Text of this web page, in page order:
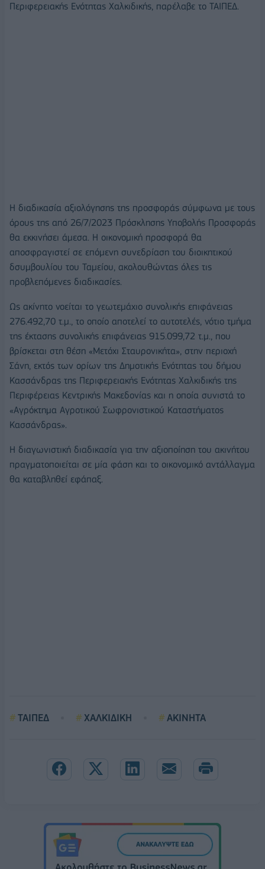
Περιφερειακής Ενότητας Χαλκιδικής, παρέλαβε το ΤΑΙΠΕΔ.
Η διαδικασία αξιολόγησης της προσφοράς σύμφωνα με τους
όρους της από 26/7/2023 Πρόσκλησης Υποβολής Προσφοράς
θα εκκινήσει άμεσα. Η οικονομική προσφορά θα
αποσφραγιστεί σε επόμενη συνεδρίαση του διοικητικού
δσυμβουλίου του Ταμείου, ακολουθώντας όλες τις
προβλεπόμενες διαδικασίες.
Ως ακίνητο νοείται το γεωτεμάχιο συνολικής επιφάνειας
276.492,70 τ.μ., το οποίο αποτελεί το αυτοτελές, νότιο τμήμα
της έκτασης συνολικής επιφάνειας 915.099,72 τ.μ., που
βρίσκεται στη θέση «Μετόχι Σταυρονικήτα», στην περιοχή
Σάνη, εκτός των ορίων της Δημοτικής Ενότητας του δήμου
Κασσάνδρας της Περιφερειακής Ενότητας Χαλκιδικής της
Περιφέρειας Κεντρικής Μακεδονίας και η οποία συνιστά το
«Αγρόκτημα Αγροτικού Σωφρονιστικού Καταστήματος
Κασσάνδρας».
Η διαγωνιστική διαδικασία για την αξιοποίηση του ακινήτου
πραγματοποιείται σε μία φάση και το οικονομικό αντάλλαγμα
θα καταβληθεί εφάπαξ.
ΤΑΙΠΕΔ ΧΑΛΚΙΔΙΚΗ ΑΚΙΝΗΤΑ